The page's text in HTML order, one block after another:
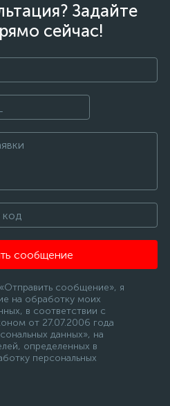
Задайте
сейчас!
сообщение
сообщение», я
на обработку моих
в соответствии с
от 27.07.2006 года
данных», на
определенных в
персональных